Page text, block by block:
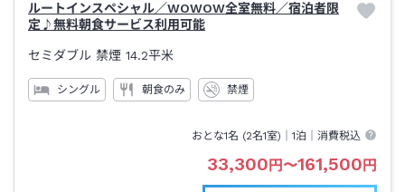
ルートインスペシャル／WOWOW全室無料／宿泊者限
定♪無料朝食サービス利用可能
セミダブル 禁煙 14.2平米
シングル 朝食のみ 禁煙
おとな1名 (2名1室)｜1泊 ｜消費税込
33,300 円 〜161,500 円